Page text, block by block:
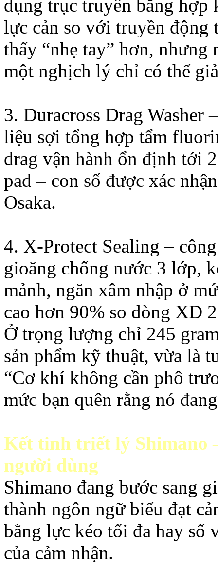
dụng trục truyền bằng hợp
lực cản so với truyền động
thấy “nhẹ tay” hơn, nhưng
một nghịch lý chỉ có thể
3. Duracross Drag Washer
liệu sợi tổng hợp tẩm
drag vận hành ổn định tới
pad – con số được xác
Osaka.
4. X-Protect Sealing –
gioăng chống nước 3 lớp,
mảnh, ngăn xâm nhập ở
cao hơn 90% so dòng XD
Ở trọng lượng chỉ 245
sản phẩm kỹ thuật, vừa là
“Cơ khí không cần phô
mức bạn quên rằng nó
Kết tinh triết lý Shimano
người dùng
Shimano đang bước sang
thành ngôn ngữ biểu đạt
bằng lực kéo tối đa hay số
của cảm nhận.